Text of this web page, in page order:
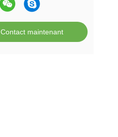
Contact maintenant